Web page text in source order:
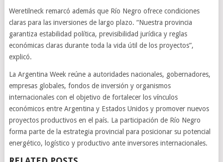
Weretilneck remarcó además que Río Negro ofrece condiciones
claras para las inversiones de largo plazo. “Nuestra provincia
garantiza estabilidad política, previsibilidad jurídica y reglas
económicas claras durante toda la vida útil de los proyectos”,
explicó.
La Argentina Week reúne a autoridades nacionales, gobernadores,
empresas globales, fondos de inversión y organismos
internacionales con el objetivo de fortalecer los vínculos
económicos entre Argentina y Estados Unidos y promover nuevos
proyectos productivos en el país. La participación de Río Negro
forma parte de la estrategia provincial para posicionar su potencial
energético, logístico y productivo ante inversores internacionales.